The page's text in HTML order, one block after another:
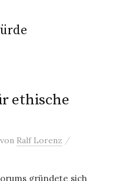
ethische
von Ralf Lorenz /
gründete sich